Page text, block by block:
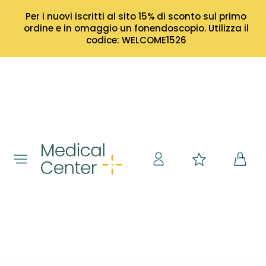
Per i nuovi iscritti al sito 15% di sconto sul primo
ordine e in omaggio un fonendoscopio. Utilizza il
codice: WELCOME1526